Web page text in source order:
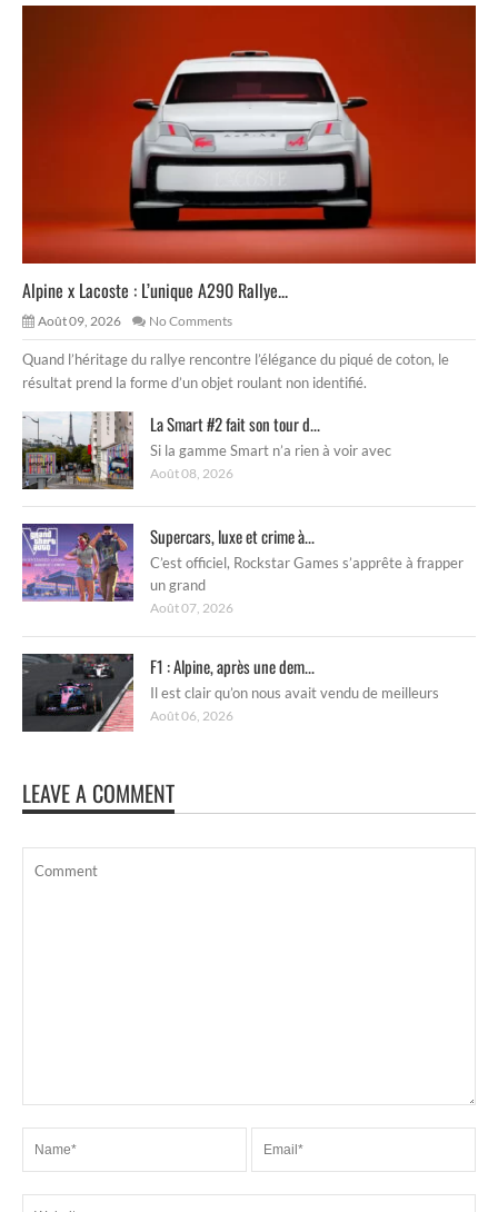
Alpine x Lacoste : L’unique A290 Rallye...
Août 09, 2026 No Comments
Quand l’héritage du rallye rencontre l’élégance du piqué de coton, le
résultat prend la forme d’un objet roulant non identifié.
La Smart #2 fait son tour d...
Si la gamme Smart n’a rien à voir avec
Août 08, 2026
Supercars, luxe et crime à...
C’est officiel, Rockstar Games s’apprête à frapper
un grand
Août 07, 2026
F1 : Alpine, après une dem...
Il est clair qu’on nous avait vendu de meilleurs
Août 06, 2026
LEAVE A COMMENT